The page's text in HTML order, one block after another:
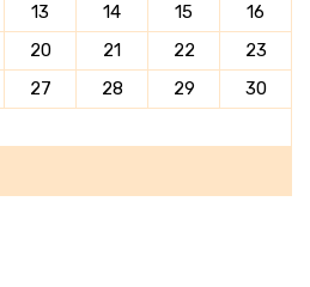
13 14 15
16
20 21 22
23
27 28 29
30